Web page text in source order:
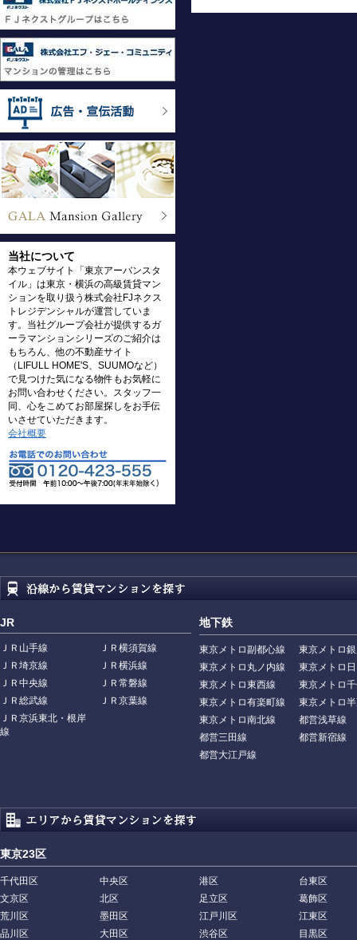
当社について
本ウェブサイト「東京アーバンスタ
イル」は東京・横浜の高級賃貸マン
ションを取り扱う株式会社FJネクス
トレジデンシャルが運営していま
す。当社グループ会社が提供するガ
ーラマンションシリーズのご紹介は
もちろん、他の不動産サイト
（LIFULL HOME'S、SUUMOなど）
で見つけた気になる物件もお気軽に
お問い合わせください。スタッフ一
同、心をこめてお部屋探しをお手伝
いさせていただきます。
会社概要
JR
ＪＲ山手線
ＪＲ横須賀線
ＪＲ埼京線
ＪＲ横浜線
ＪＲ中央線
ＪＲ常磐線
ＪＲ総武線
ＪＲ京葉線
ＪＲ京浜東北・根岸
線
地下鉄
東京メトロ副都心線
東京メトロ
東京メトロ丸ノ内線
東京メトロ
東京メトロ東西線
東京メトロ
東京メトロ有楽町線
東京メトロ
東京メトロ南北線
都営浅草線
都営三田線
都営新宿線
都営大江戸線
東京23区
千代田区 中央区 港区
台東区
文京区
北区 足立区
葛飾区
荒川区
墨田区 江戸川区
江東区
品川区
大田区 渋谷区
目黒区